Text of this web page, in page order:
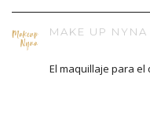
MAKE UP NYNA
El maquillaje para el